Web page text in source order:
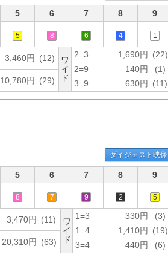
5 6 7 8 9
5 8 6 4 1
3,460円 (12)
ワ
イ
ド
2=3 1,690円
(22)
2=9
140円
(1)
3=9
630円 (11)
10,780円 (29)
ダイジェスト映像
5 6 7 8 9
8 7 9 2 5
3,470円 (11)
ワ
イ
ド
1=3 330円
(3)
1=4
1,410円
(19)
3=4
440円 (6)
20,310円 (63)